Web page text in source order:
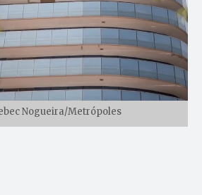
Nogueira/Metrópoles